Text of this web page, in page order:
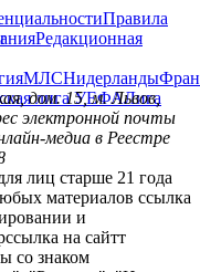
Правила
Редакционная
МЛСНидерланды
лига УЕФАЛига
дом. 15, м. Львов,
электронной почты
медиа в Реестре
лиц старше 21 года
материалов ссылка
и
на сайтт
со знаком